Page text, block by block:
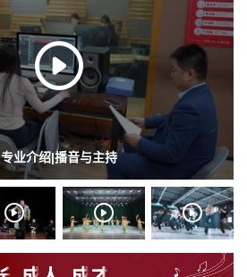
专业介绍|播音与主持